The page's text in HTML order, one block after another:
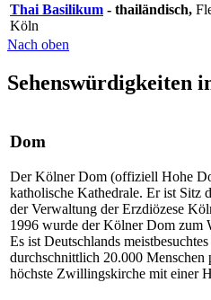
Thai Basilikum - thailändisch,
Köln
Nach oben
Sehenswürdigkeiten
Dom
Der Kölner Dom (offiziell Hohe
katholische Kathedrale. Er ist Sitz
der Verwaltung der Erzdiözese
1996 wurde der Kölner Dom zum
Es ist Deutschlands
durchschnittlich 20.000 Menschen
höchste Zwillingskirche mit einer